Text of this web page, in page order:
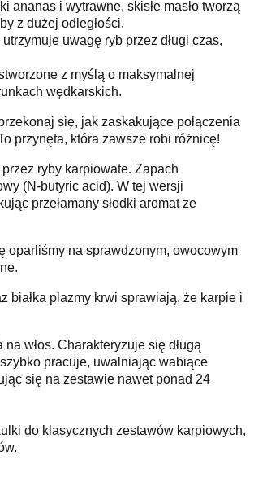
ananas i wytrawne, skisłe masło tworzą
z dużej odległości.
uwagę ryb przez długi czas,
z myślą o maksymalnej
wędkarskich.
się, jak zaskakujące połączenia
przynęta, która zawsze robi różnicę!
ryby karpiowate. Zapach
(N-butyric acid). W tej wersji
przełamany słodki aromat ze
oparliśmy na sprawdzonym, owocowym
białka plazmy krwi sprawiają, że karpie i
włos. Charakteryzuje się długą
pracuje, uwalniając wabiące
się na zestawie nawet ponad 24
do klasycznych zestawów karpiowych,